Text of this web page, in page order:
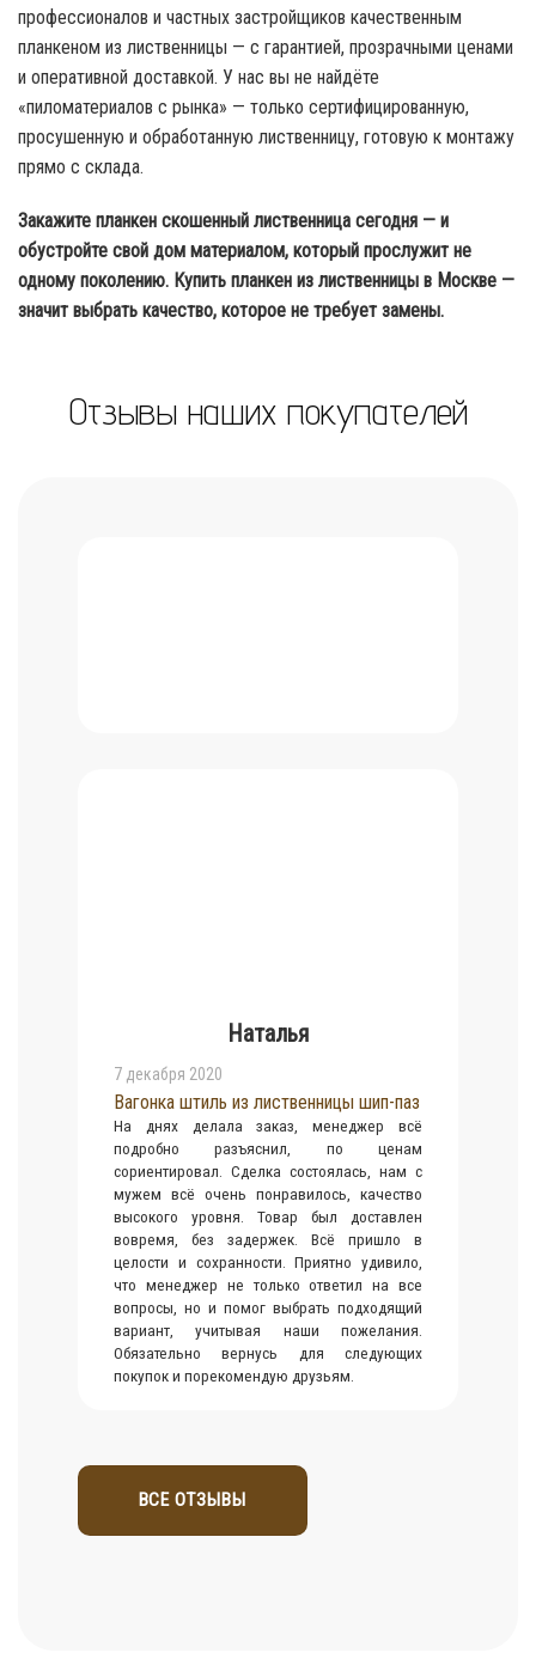
профессионалов и частных застройщиков качественным
планкеном из лиственницы — с гарантией, прозрачными ценами
и оперативной доставкой. У нас вы не найдёте
«пиломатериалов с рынка» — только сертифицированную,
просушенную и обработанную лиственницу, готовую к монтажу
прямо с склада.
Закажите планкен скошенный лиственница сегодня — и
обустройте свой дом материалом, который прослужит не
одному поколению. Купить планкен из лиственницы в Москве —
значит выбрать качество, которое не требует замены.
Отзывы наших покупателей
Наталья
7 декабря 2020
Вагонка штиль из лиственницы шип-паз
На днях делала заказ, менеджер всё
подробно разъяснил, по ценам
сориентировал. Сделка состоялась, нам с
мужем всё очень понравилось, качество
высокого уровня. Товар был доставлен
вовремя, без задержек. Всё пришло в
целости и сохранности. Приятно удивило,
что менеджер не только ответил на все
вопросы, но и помог выбрать подходящий
вариант, учитывая наши пожелания.
Обязательно вернусь для следующих
покупок и порекомендую друзьям.
ВСЕ ОТЗЫВЫ